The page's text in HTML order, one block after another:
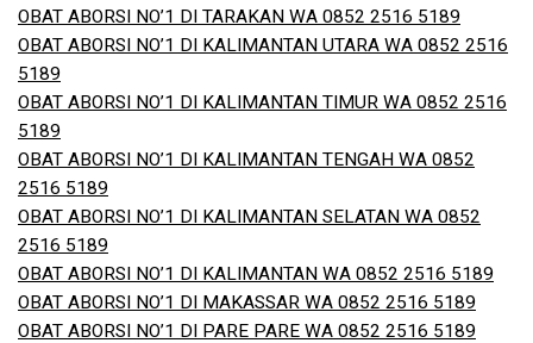
OBAT ABORSI NO’1 DI TARAKAN WA 0852 2516 5189
OBAT ABORSI NO’1 DI KALIMANTAN UTARA WA 0852 2516
5189
OBAT ABORSI NO’1 DI KALIMANTAN TIMUR WA 0852 2516
5189
OBAT ABORSI NO’1 DI KALIMANTAN TENGAH WA 0852
2516 5189
OBAT ABORSI NO’1 DI KALIMANTAN SELATAN WA 0852
2516 5189
OBAT ABORSI NO’1 DI KALIMANTAN WA 0852 2516 5189
OBAT ABORSI NO’1 DI MAKASSAR WA 0852 2516 5189
OBAT ABORSI NO’1 DI PARE PARE WA 0852 2516 5189